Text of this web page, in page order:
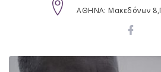
AΘΗΝΑ: Μακεδόνων